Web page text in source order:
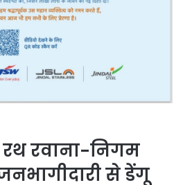
रवाना-निगम
से डेंगू